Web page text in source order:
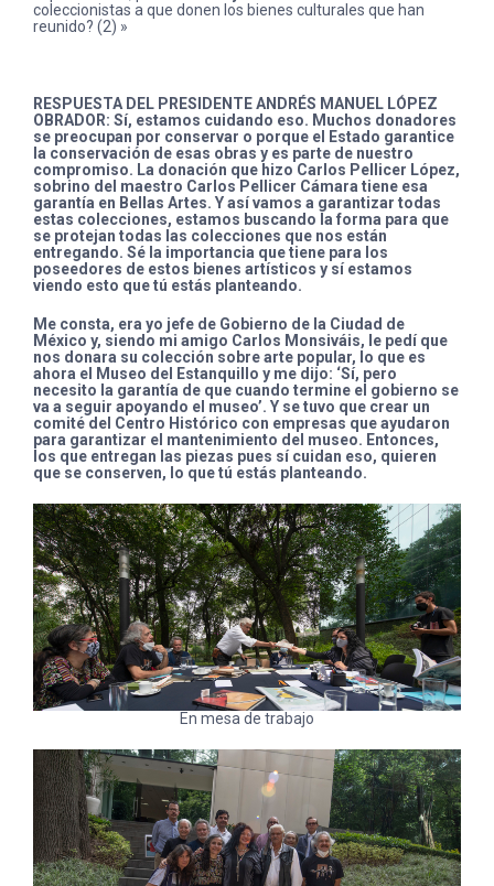
coleccionistas a que donen los bienes culturales que han
reunido? (2) »
RESPUESTA DEL PRESIDENTE ANDRÉS MANUEL LÓPEZ
OBRADOR: Sí, estamos cuidando eso. Muchos donadores
se preocupan por conservar o porque el Estado garantice
la conservación de esas obras y es parte de nuestro
compromiso. La donación que hizo Carlos Pellicer López,
sobrino del maestro Carlos Pellicer Cámara tiene esa
garantía en Bellas Artes. Y así vamos a garantizar todas
estas colecciones, estamos buscando la forma para que
se protejan todas las colecciones que nos están
entregando. Sé la importancia que tiene para los
poseedores de estos bienes artísticos y sí estamos
viendo esto que tú estás planteando.
Me consta, era yo jefe de Gobierno de la Ciudad de
México y, siendo mi amigo Carlos Monsiváis, le pedí que
nos donara su colección sobre arte popular, lo que es
ahora el Museo del Estanquillo y me dijo: ‘Sí, pero
necesito la garantía de que cuando termine el gobierno se
va a seguir apoyando el museo’. Y se tuvo que crear un
comité del Centro Histórico con empresas que ayudaron
para garantizar el mantenimiento del museo. Entonces,
los que entregan las piezas pues sí cuidan eso, quieren
que se conserven, lo que tú estás planteando.
En mesa de trabajo